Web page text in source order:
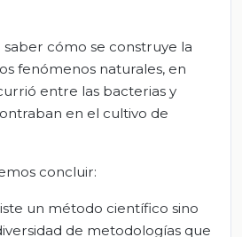
cómo se construye la
fenómenos naturales, en
entre las bacterias y
en el cultivo de
concluir:
un método científico sino
de metodologías que